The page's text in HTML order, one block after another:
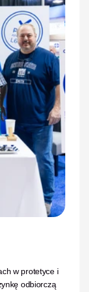
w protetyce i
odbiorczą